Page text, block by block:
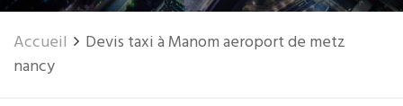
Accueil
Devis taxi à Manom aeroport de metz
nancy